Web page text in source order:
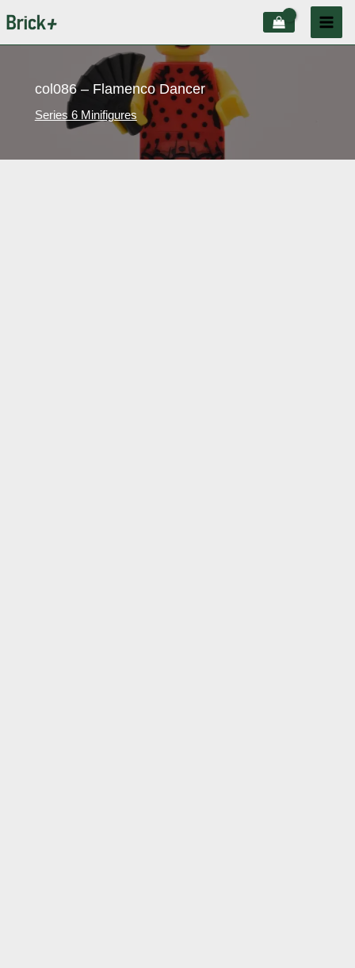
au
col086 – Flamenco Dancer
Series 6 Minifigures